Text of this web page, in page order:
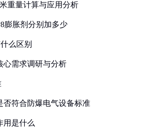
重量计算与应用分析
膨胀剂分别加多少
么区别
心需求调研与分析
否符合防爆电气设备标准
用是什么